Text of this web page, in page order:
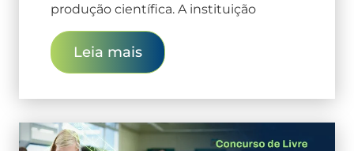
produção científica. A instituição
Leia mais